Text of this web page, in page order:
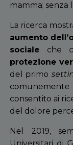
mamma; senza
La ricerca
aumento
sociale che
protezione
del primo
consentito ai
del dolore
Nel 2019,